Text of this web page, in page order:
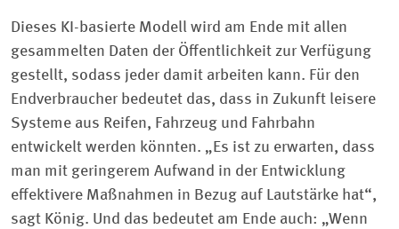
Dieses KI-basierte Modell wird am Ende mit allen
gesammelten Daten der Öffentlichkeit zur Verfügung
gestellt, sodass jeder damit arbeiten kann. Für den
Endverbraucher bedeutet das, dass in Zukunft leisere
Systeme aus Reifen, Fahrzeug und Fahrbahn
entwickelt werden könnten. „Es ist zu erwarten, dass
man mit geringerem Aufwand in der Entwicklung
effektivere Maßnahmen in Bezug auf Lautstärke hat“,
sagt König. Und das bedeutet am Ende auch: „Wenn